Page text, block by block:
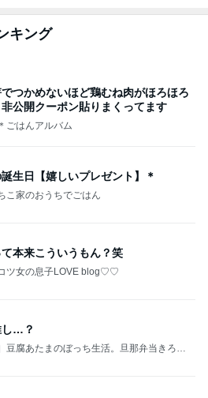
キング
でつかめないほど鶏むね肉がほろほろ
公開クーポン貼りまくってます
ごはんアルバム
誕生日【嬉しいプレゼント】＊
こ家のおうちでごはん
本来こういうもん？笑
ツ女の息子LOVE blog♡♡
し…？
豆腐あたまのぼっち生活。旦那弁当きろく